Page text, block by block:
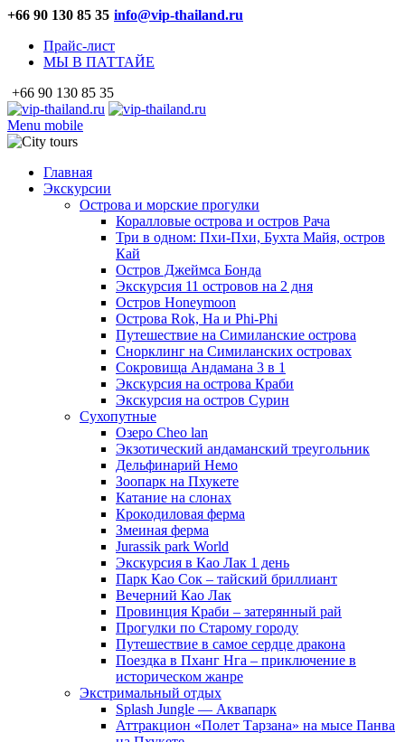
+66 90 130 85 35 info@vip-thailand.ru
Прайс-лист
МЫ В ПАТТАЙЕ
+66 90 130 85 35
Menu mobile
Главная
Экскурсии
Острова и морские прогулки
Коралловые острова и остров Рача
Три в одном: Пхи-Пхи, Бухта Майя, остров
Кай
Остров Джеймса Бонда
Экскурсия 11 островов на 2 дня
Остров Honeymoon
Острова Rok, Ha и Phi-Phi
Путешествие на Симиланские острова
Снорклинг на Симиланских островах
Сокровища Андамана 3 в 1
Экскурсия на острова Краби
Экскурсия на остров Сурин
Сухопутные
Озеро Cheo lan
Экзотический андаманский треугольник
Дельфинарий Немо
Зоопарк на Пхукете
Катание на слонах
Крокодиловая ферма
Змеиная ферма
Jurassik park World
Экскурсия в Као Лак 1 день
Парк Као Сок – тайский бриллиант
Вечерний Као Лак
Провинция Краби – затерянный рай
Прогулки по Старому городу
Путешествие в самое сердце дракона
Поездка в Пханг Нга – приключение в
историческом жанре
Экстримальный отдых
Splash Jungle — Аквапарк
Аттракцион «Полет Тарзана» на мысе Панва